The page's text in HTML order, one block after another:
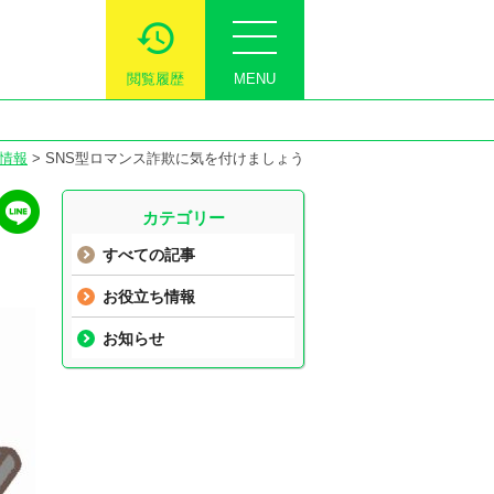
MENU
閲覧履歴
報 > SNS型ロマンス詐欺に気を付けましょう
カテゴリー
すべての記事
お役立ち情報
お知らせ